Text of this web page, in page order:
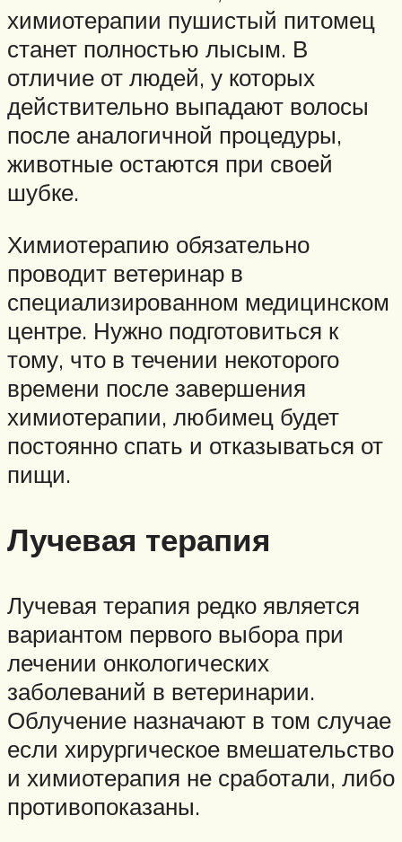
химиотерапии пушистый питомец
станет полностью лысым. В
отличие от людей, у которых
действительно выпадают волосы
после аналогичной процедуры,
животные остаются при своей
шубке.
Химиотерапию обязательно
проводит ветеринар в
специализированном медицинском
центре. Нужно подготовиться к
тому, что в течении некоторого
времени после завершения
химиотерапии, любимец будет
постоянно спать и отказываться от
пищи.
Лучевая терапия
Лучевая терапия редко является
вариантом первого выбора при
лечении онкологических
заболеваний в ветеринарии.
Облучение назначают в том случае
если хирургическое вмешательство
и химиотерапия не сработали, либо
противопоказаны.